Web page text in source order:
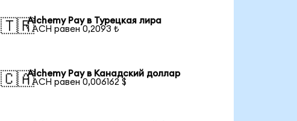
🇹🇷Alchemy Pay в Турецкая лира
1 ACH равен 0,2093 ₺
🇨🇦Alchemy Pay в Канадский доллар
1 ACH равен 0,006162 $